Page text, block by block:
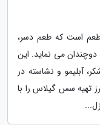
است که طعم دسر،
می نماید. این
آبلیمو و نشاسته در
طرز تهیه سس گیلاس را با